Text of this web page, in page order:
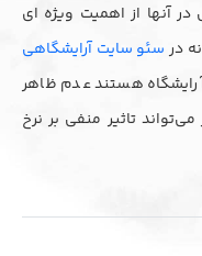
آنها از اهمیت ویژه ای
در سئو سایت آرایشگاهی
آرایشگاه هستند عدم ظاهر
تاثیر منفی بر نرخ